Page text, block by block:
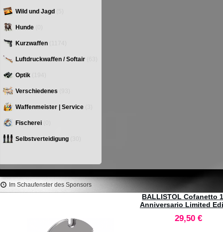
Wild und Jagd
Hunde
Kurzwaffen
Luftdruckwaffen / Softair
Optik
Verschiedenes
Waffenmeister | Service
Fischerei
Selbstverteidigung
Im Schaufenster des Sponsors
29,50 €